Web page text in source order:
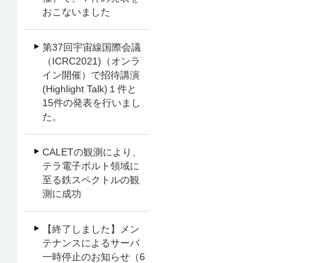
おこないました
第37回宇宙線国際会議
（ICRC2021)（オンラ
イン開催）で招待講演
(Highlight Talk)１件と
15件の発表を行いまし
た。
CALETの観測により、
テラ電子ボルト領域に
至る鉄スペクトルの観
測に成功
【終了しました】メン
テナンスによるサーバ
一時停止のお知らせ（6